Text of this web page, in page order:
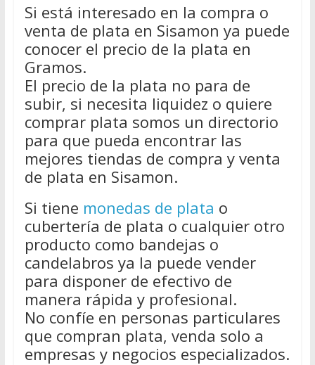
Si está interesado en la compra o
venta de plata en Sisamon ya puede
conocer el precio de la plata en
Gramos.
El precio de la plata no para de
subir, si necesita liquidez o quiere
comprar plata somos un directorio
para que pueda encontrar las
mejores tiendas de compra y venta
de plata en Sisamon.
Si tiene monedas de plata o
cubertería de plata o cualquier otro
producto como bandejas o
candelabros ya la puede vender
para disponer de efectivo de
manera rápida y profesional.
No confíe en personas particulares
que compran plata, venda solo a
empresas y negocios especializados.